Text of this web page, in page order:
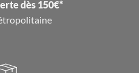
dès 150€*